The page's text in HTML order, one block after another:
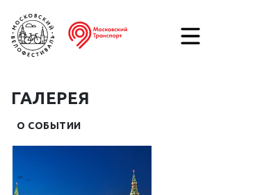
ГАЛЕРЕЯ
О СОБЫТИИ